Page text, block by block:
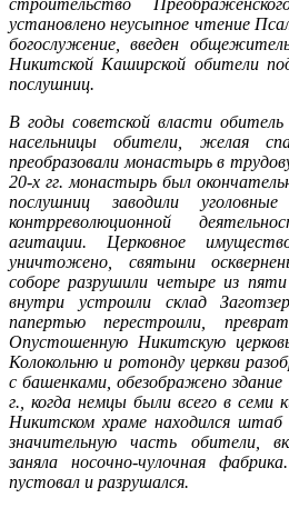
установлено неусыпное чтение
богослужение, введен
Никитской Каширской обители
послушниц.
В годы советской власти
насельницы обители, желая
преобразовали монастырь в
20-х гг. монастырь был
послушниц заводили
контрреволюционной
агитации. Церковное
уничтожено, святыни
соборе разрушили четыре из
внутри устроили склад
папертью перестроили,
Опустошенную Никитскую
Колокольню и ротонду церкви
с башенками, обезображено
г., когда немцы были всего в
Никитском храме находился штаб
значительную часть обители,
заняла носочно-чулочная
пустовал и разрушался.